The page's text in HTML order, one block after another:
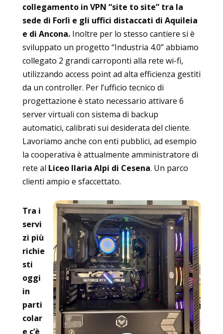
collegamento in VPN “site to site” tra la
sede di Forlì e gli uffici distaccati di Aquileia
e di Ancona. Inoltre per lo stesso cantiere si è
sviluppato un progetto “Industria 4.0” abbiamo
collegato 2 grandi carroponti alla rete wi-fi,
utilizzando access point ad alta efficienza gestiti
da un controller. Per l’ufficio tecnico di
progettazione è stato necessario attivare 6
server virtuali con sistema di backup
automatici, calibrati sui desiderata del cliente.
Lavoriamo anche con enti pubblici, ad esempio
la cooperativa è attualmente amministratore di
rete al Liceo Ilaria Alpi di Cesena. Un parco
clienti ampio e sfaccettato.
Tra i
servi
zi più
richie
sti
oggi
in
parti
colar
e c’è